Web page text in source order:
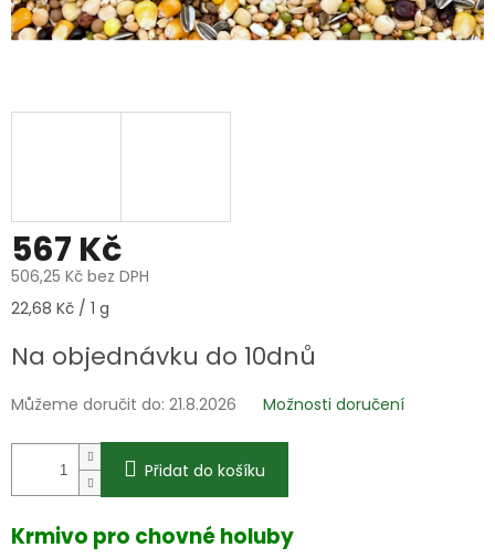
567 Kč
506,25 Kč bez DPH
Měrná
22,68 Kč / 1 g
Na objednávku do 10dnů
Můžeme doručit do: 21.8.2026 Možnosti doručení
Přidat do košíku
Krmivo pro chovné holuby